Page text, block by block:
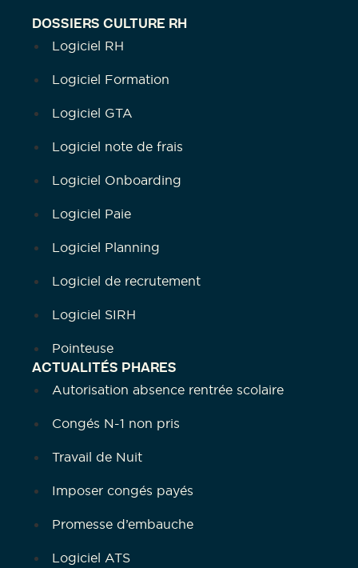
DOSSIERS CULTURE RH
Logiciel RH
Logiciel Formation
Logiciel GTA
Logiciel note de frais
Logiciel Onboarding
Logiciel Paie
Logiciel Planning
Logiciel de recrutement
Logiciel SIRH
Pointeuse
ACTUALITÉS PHARES
Autorisation absence rentrée scolaire
Congés N-1 non pris
Travail de Nuit
Imposer congés payés
Promesse d’embauche
Logiciel ATS